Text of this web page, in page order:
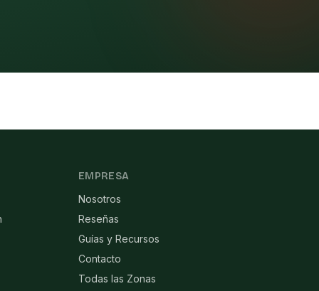
EMPRESA
Nosotros
Reseñas
Guías y Recursos
Contacto
Todas las Zonas